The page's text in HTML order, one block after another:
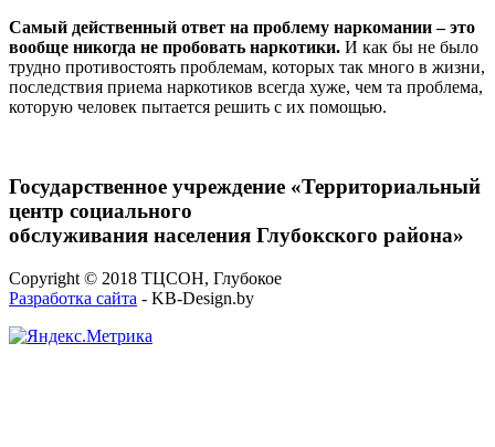
Самый действенный ответ на проблему наркомании – это
вообще никогда не пробовать наркотики. И как бы не было
трудно противостоять проблемам, которых так много в жизни,
последствия приема наркотиков всегда хуже, чем та проблема,
которую человек пытается решить с их помощью.
Государственное учреждение «Территориальный
центр социального
обслуживания населения Глубокского района»
Copyright © 2018 ТЦСОН, Глубокое
Разработка сайта - KB-Design.by